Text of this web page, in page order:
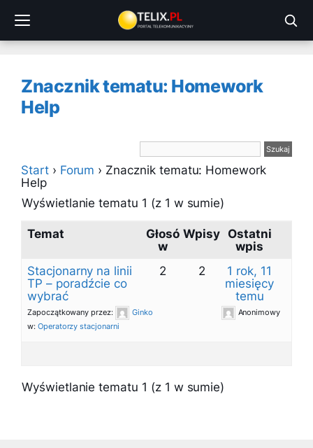
treści
Znacznik tematu: Homework
Help
Start › Forum › Znacznik tematu: Homework
Help
Wyświetlanie tematu 1 (z 1 w sumie)
Temat
Głosó
w
Wpisy Ostatni
wpis
Stacjonarny na linii
TP – poradźcie co
wybrać
Zapoczątkowany przez:
Ginko
w: Operatorzy stacjonarni
2 2
1 rok, 11
miesięcy
temu
Anonimowy
Wyświetlanie tematu 1 (z 1 w sumie)